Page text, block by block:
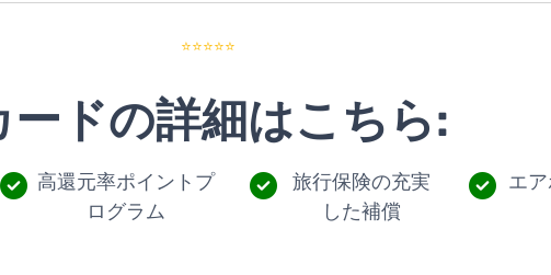
⭐⭐⭐⭐⭐
ードの詳細はこちら:
高還元率ポイントプ
ログラム
旅行保険の充実
した補償
エ